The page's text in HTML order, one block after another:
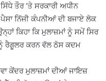
ਤੌਰ ’ਤੇ ਸਰਕਾਰੀ ਅਧੀਨ
ਨਿੱਜੀ ਕੰਪਨੀਆਂ ਦੀ ਬਜਾਏ ਲੋਕ
ਕਿਹਾ ਕਿ ਮੁਲਾਜ਼ਮਾਂ ਨੂੰ ਸਮੇਂ ਸਿਰ
ਨੂੰ ਰੈਗੂਲਰ ਕਰਨ ਵੱਲ ਠੋਸ ਕਦਮ
ਕੇਂਦਰ ਮੁਲਾਜ਼ਮਾਂ ਦੀਆਂ ਜਾਇਜ਼